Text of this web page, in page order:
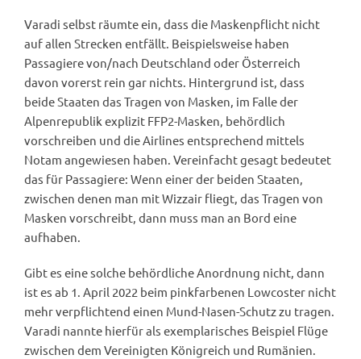
Varadi selbst räumte ein, dass die Maskenpflicht nicht
auf allen Strecken entfällt. Beispielsweise haben
Passagiere von/nach Deutschland oder Österreich
davon vorerst rein gar nichts. Hintergrund ist, dass
beide Staaten das Tragen von Masken, im Falle der
Alpenrepublik explizit FFP2-Masken, behördlich
vorschreiben und die Airlines entsprechend mittels
Notam angewiesen haben. Vereinfacht gesagt bedeutet
das für Passagiere: Wenn einer der beiden Staaten,
zwischen denen man mit Wizzair fliegt, das Tragen von
Masken vorschreibt, dann muss man an Bord eine
aufhaben.
Gibt es eine solche behördliche Anordnung nicht, dann
ist es ab 1. April 2022 beim pinkfarbenen Lowcoster nicht
mehr verpflichtend einen Mund-Nasen-Schutz zu tragen.
Varadi nannte hierfür als exemplarisches Beispiel Flüge
zwischen dem Vereinigten Königreich und Rumänien.